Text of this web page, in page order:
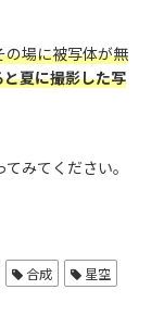
の場に被写体が無
夏に撮影した写
みてください。
合成 星空